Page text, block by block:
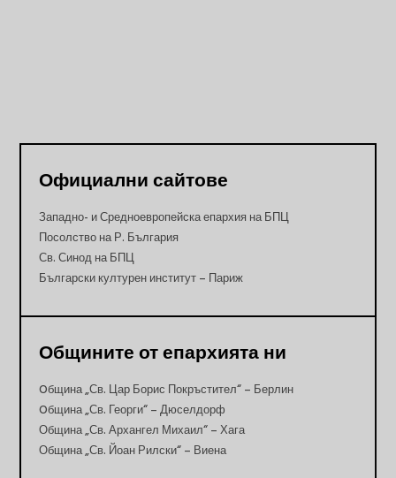
Официални сайтове
Западно- и Средноевропейска епархия на БПЦ
Посолство на Р. България
Св. Синод на БПЦ
Български културен институт – Париж
Общините от епархията ни
Oбщина „Св. Цар Борис Покръстител“ – Берлин
Oбщина „Св. Георги“ – Дюселдорф
Община „Св. Архангел Михаил“ – Хага
Община „Св. Йоан Рилски“ – Виена